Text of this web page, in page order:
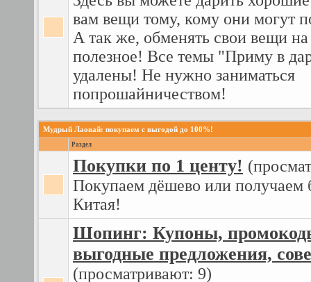
вам вещи тому, кому они могут
А так же, обменять свои вещи на
полезное! Все темы "Приму в
удалены! Не нужно заниматься
попрошайничеством!
Мудрый Лаовай: покупаем с выгодой до 100%!
Раздел
Покупки по 1 центу!
Покупаем дёшево или получаем
Китая!
Шопинг: Купоны,
выгодные предложения,
(просматривают: 9)